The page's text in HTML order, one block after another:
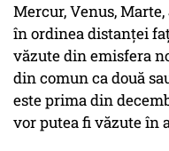
Mercur, Venus,
în ordinea distanţei
văzute din emisfera
din comun ca două
este prima din
vor putea fi văzute în